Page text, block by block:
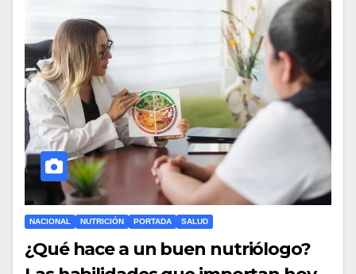
NACIONAL NUTRICIÓN PORTADA SALUD
¿Qué hace a un buen nutriólogo?